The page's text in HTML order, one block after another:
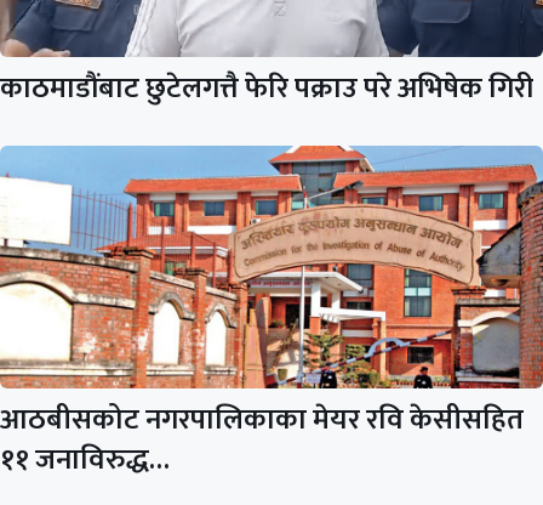
काठमाडौंबाट छुटेलगत्तै फेरि पक्राउ परे अभिषेक गिरी
आठबीसकोट नगरपालिकाका मेयर रवि केसीसहित
११ जनाविरुद्ध…